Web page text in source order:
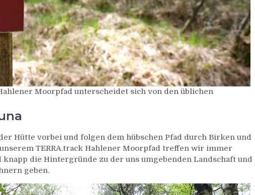
Moorpfad unterscheidet sich von den üblichen
Hütte vorbei und folgen dem hübschen Pfad durch Birken und
TERRA.track Hahlener Moorpfad treffen wir immer
die Hintergründe zu der uns umgebenden Landschaft und
geben.